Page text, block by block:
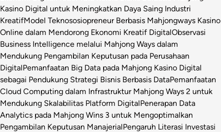
Kasino Digital untuk Meningkatkan Daya Saing Industri
KreatifModel Teknososiopreneur Berbasis Mahjongways Kasino
Online dalam Mendorong Ekonomi Kreatif DigitalObservasi
Business Intelligence melalui Mahjong Ways dalam
Mendukung Pengambilan Keputusan pada Perusahaan
DigitalPemanfaatan Big Data pada Mahjong Kasino Digital
sebagai Pendukung Strategi Bisnis Berbasis DataPemanfaatan
Cloud Computing dalam Infrastruktur Mahjong Ways 2 untuk
Mendukung Skalabilitas Platform DigitalPenerapan Data
Analytics pada Mahjong Wins 3 untuk Mengoptimalkan
Pengambilan Keputusan ManajerialPengaruh Literasi Investasi